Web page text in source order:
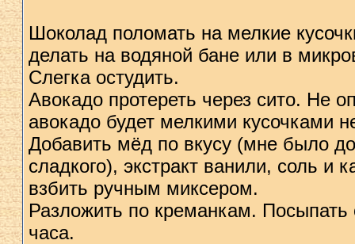
Шоколад поломать на мелкие
делать на водяной бане или в
Слегка остудить.
Авокадо протереть через сито. Не
авокадо будет мелкими кусочками
Добавить мёд по вкусу (мне было
сладкого), экстракт ванили, соль
взбить ручным миксером.
Разложить по креманкам.
часа.